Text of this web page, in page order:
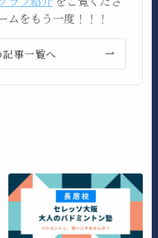
ムをもう一度！！！
事一覧へ